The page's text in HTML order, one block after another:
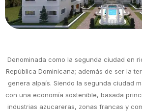
Denominada como la segunda ciudad en
República Dominicana; además de ser la
genera alpaís. Siendo la segunda ciudad
con una economía sostenible, basada
industrias azucareras, zonas francas y